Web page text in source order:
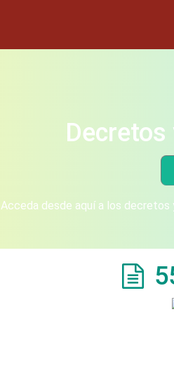
Acceda desde aquí a los